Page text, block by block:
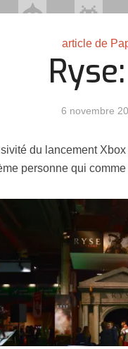
article de
6 novembre
du lancement
personne qui